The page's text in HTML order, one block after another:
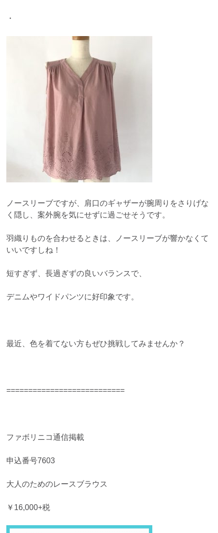
・
ノースリーブですが、肩口のギャザーが腕周りをさりげな
く隠し、案外腕を気にせずに過ごせそうです。
羽織りものを合わせるときは、ノースリーブが響かなくて
いいですしね！
短すぎず、長過ぎずの良いバランスで、
デニムやワイドパンツに好印象です。
最近、色を着てない方もぜひ挑戦してみませんか？
===========================
ファボリニコ通信掲載
申込番号7603
大人のためのレースブラウス
￥16,000+税